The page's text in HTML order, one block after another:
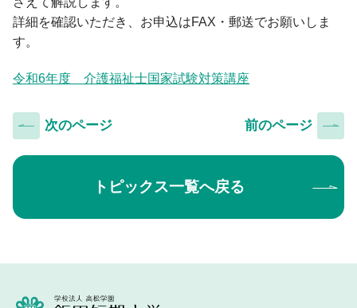
図書館活用術
公開講座トップ
公開講座一覧
その他の講座一覧
詳細を確認いただき、お申込はFAX・郵送でお願いしま
す。
令和6年度 介護福祉士国家試験対策講座
前のページ
次のページ
トピックス一覧へ戻る